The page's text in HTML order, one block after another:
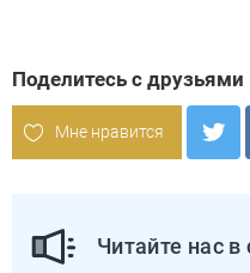
Поделитесь с друзьями
Мне нравится
Читайте нас